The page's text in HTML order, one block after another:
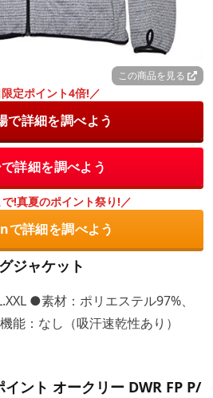
この商品を見る
定ポイント4倍!／
で詳細を調べよう
詳細を調べよう
!真夏のポイント祭り!／
詳細を調べよう
ジャケット
●素材：ポリエステル97%、
能：なし（吸汗速乾性あり）
ント オークリー DWR FP P/